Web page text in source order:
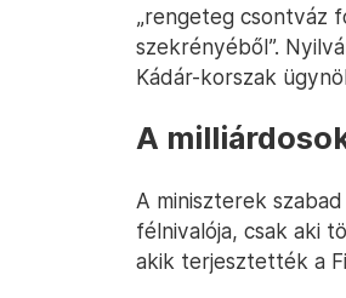
„rengeteg csontváz
szekrényéből”.
Kádár-korszak
A
A miniszterek
félnivalója, csak aki
akik terjesztették a